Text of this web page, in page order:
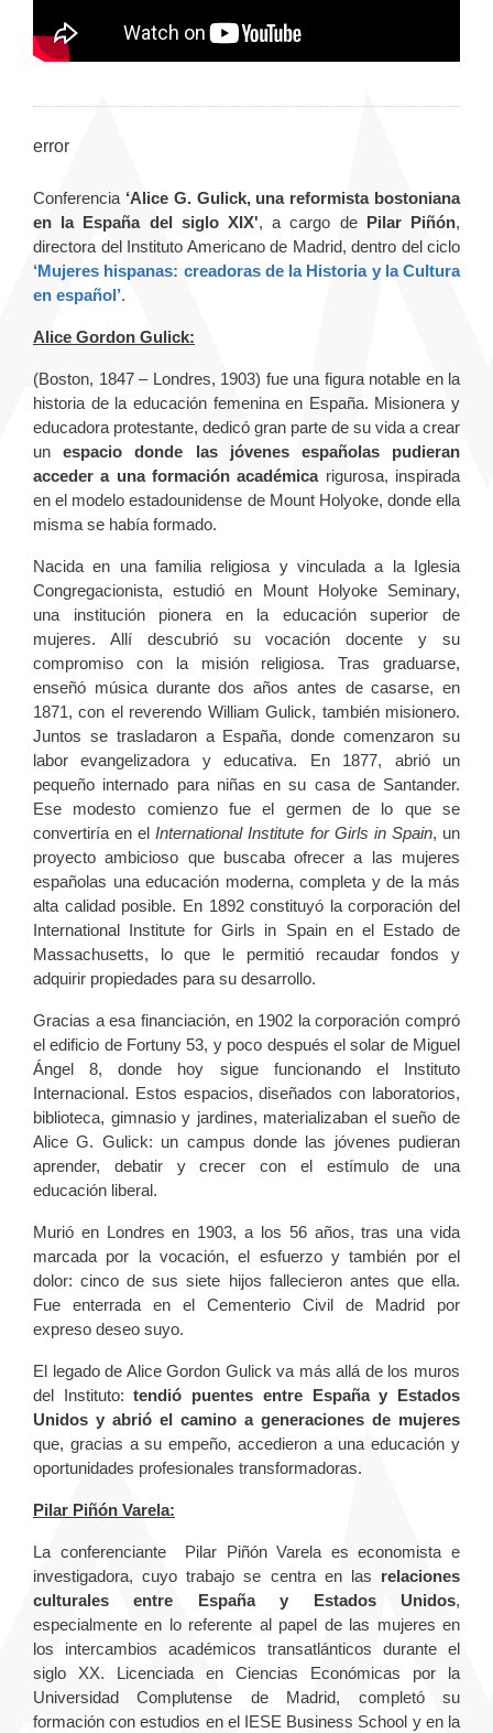
error
Conferencia ‘Alice G. Gulick, una reformista bostoniana
en la España del siglo XIX', a cargo de Pilar Piñón,
directora del Instituto Americano de Madrid, dentro del ciclo
‘Mujeres hispanas: creadoras de la Historia y la Cultura
en español’.
Alice Gordon Gulick:
(Boston, 1847 – Londres, 1903) fue una figura notable en la
historia de la educación femenina en España. Misionera y
educadora protestante, dedicó gran parte de su vida a crear
unespacio donde las jóvenes españolas pudieran
acceder a una formación académicarigurosa, inspirada
en el modelo estadounidense de Mount Holyoke, donde ella
misma se había formado.
Nacida en una familia religiosa y vinculada a la Iglesia
Congregacionista, estudió en Mount Holyoke Seminary,
una institución pionera en la educación superior de
mujeres. Allí descubrió su vocación docente y su
compromiso con la misión religiosa. Tras graduarse,
enseñó música durante dos años antes de casarse, en
1871, con el reverendo William Gulick, también misionero.
Juntos se trasladaron a España, donde comenzaron su
labor evangelizadora y educativa. En 1877, abrió un
pequeño internado para niñas en su casa de Santander.
Ese modesto comienzo fue el germen de lo que se
convertiría en elInternational Institute for Girls in Spain, un
proyecto ambicioso que buscaba ofrecer a las mujeres
españolas una educación moderna, completa y de la más
alta calidad posible. En 1892 constituyó la corporación del
International Institute for Girls in Spain en el Estado de
Massachusetts, lo que le permitió recaudar fondos y
adquirir propiedades para su desarrollo.
Gracias a esa financiación, en 1902 la corporación compró
el edificio de Fortuny 53, y poco después el solar de Miguel
Ángel 8, donde hoy sigue funcionando el Instituto
Internacional. Estos espacios, diseñados con laboratorios,
biblioteca, gimnasio y jardines, materializaban el sueño de
Alice G. Gulick: un campus donde las jóvenes pudieran
aprender, debatir y crecer con el estímulo de una
educación liberal.
Murió en Londres en 1903, a los 56 años, tras una vida
marcada por la vocación, el esfuerzo y también por el
dolor: cinco de sus siete hijos fallecieron antes que ella.
Fue enterrada en el Cementerio Civil de Madrid por
expreso deseo suyo.
El legado de Alice Gordon Gulick va más allá de los muros
del Instituto: tendió puentes entre España y Estados
Unidos y abrió el camino a generaciones de mujeres
que, gracias a su empeño, accedieron a una educación y
oportunidades profesionales transformadoras.
Pilar Piñón Varela:
La conferenciante Pilar Piñón Varela es economista e
investigadora, cuyo trabajo se centra en las relaciones
culturales entre España y Estados Unidos,
especialmente en lo referente al papel de las mujeres en
los intercambios académicos transatlánticos durante el
siglo XX. Licenciada en Ciencias Económicas por la
Universidad Complutense de Madrid, completó su
formación con estudios en el IESE Business School y en la